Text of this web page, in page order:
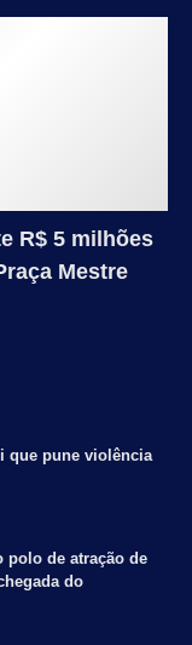
R$ 5 milhões
Mestre
que pune violência
polo de atração de
do